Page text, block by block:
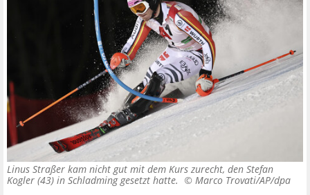
Linus Straßer kam nicht gut mit dem Kurs zurecht, den Stefan
Kogler (43) in Schladming gesetzt hatte. © Marco Trovati/AP/dpa